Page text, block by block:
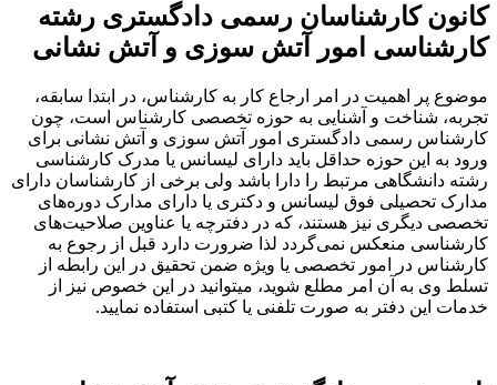
کانون کارشناسان رسمی دادگستری رشته
کارشناسی امور آتش سوزی و آتش نشانی
موضوع پر اهمیت در امر ارجاع کار به کارشناس، در ابتدا سابقه،
تجربه، شناخت و آشنایی به حوزه تخصصی کارشناس است، چون
کارشناس رسمی دادگستری امور آتش سوزی و آتش نشانی برای
ورود به این حوزه حداقل باید دارای لیسانس یا مدرک کارشناسی
رشته دانشگاهی مرتبط را دارا باشد ولی برخی از کارشناسان دارای
مدارک تحصیلی فوق لیسانس و دکتری یا دارای مدارک دوره‌های
تخصصی دیگری نیز هستند، که در دفترچه یا عناوین صلاحیت‌های
کارشناسی منعکس نمی‌گردد لذا ضرورت دارد قبل از رجوع به
کارشناس در امور تخصصی یا ویژه ضمن تحقیق در این رابطه از
تسلط وی به آن امر مطلع شوید، میتوانید در این خصوص نیز از
خدمات این دفتر به صورت تلفنی یا کتبی استفاده نمایید.